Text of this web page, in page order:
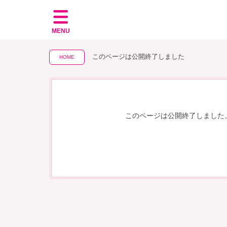
MENU
HOME このページは公開終了しました
このページは公開終了しました